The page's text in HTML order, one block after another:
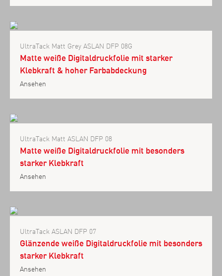
UltraTack Matt Grey ASLAN DFP 08G
Matte weiße Digitaldruckfolie mit starker
Klebkraft & hoher Farbabdeckung
Ansehen
UltraTack Matt ASLAN DFP 08
Matte weiße Digitaldruckfolie mit besonders
starker Klebkraft
Ansehen
UltraTack ASLAN DFP 07
Glänzende weiße Digitaldruckfolie mit besonders
starker Klebkraft
Ansehen